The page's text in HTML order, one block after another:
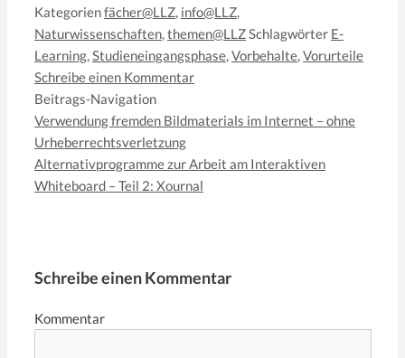
Kategorienfächer@LLZ, info@LLZ,
Naturwissenschaften,themen@LLZSchlagwörter E-
Learning,Studieneingangsphase,Vorbehalte,Vorurteile
Schreibe einen Kommentar
Beitrags-Navigation
Verwendung fremden Bildmaterials im Internet – ohne
Urheberrechtsverletzung
Alternativprogramme zur Arbeit am Interaktiven
Whiteboard – Teil 2: Xournal
Schreibe einen Kommentar
Kommentar